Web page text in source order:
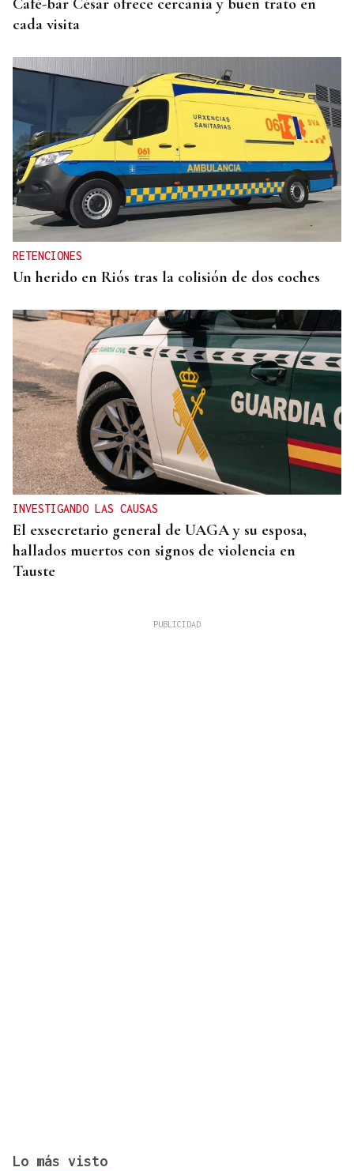
Café-bar César ofrece cercanía y buen trato en
cada visita
RETENCIONES
Un herido en Riós tras la colisión de dos coches
INVESTIGANDO LAS CAUSAS
El exsecretario general de UAGA y su esposa,
hallados muertos con signos de violencia en
Tauste
Lo más visto